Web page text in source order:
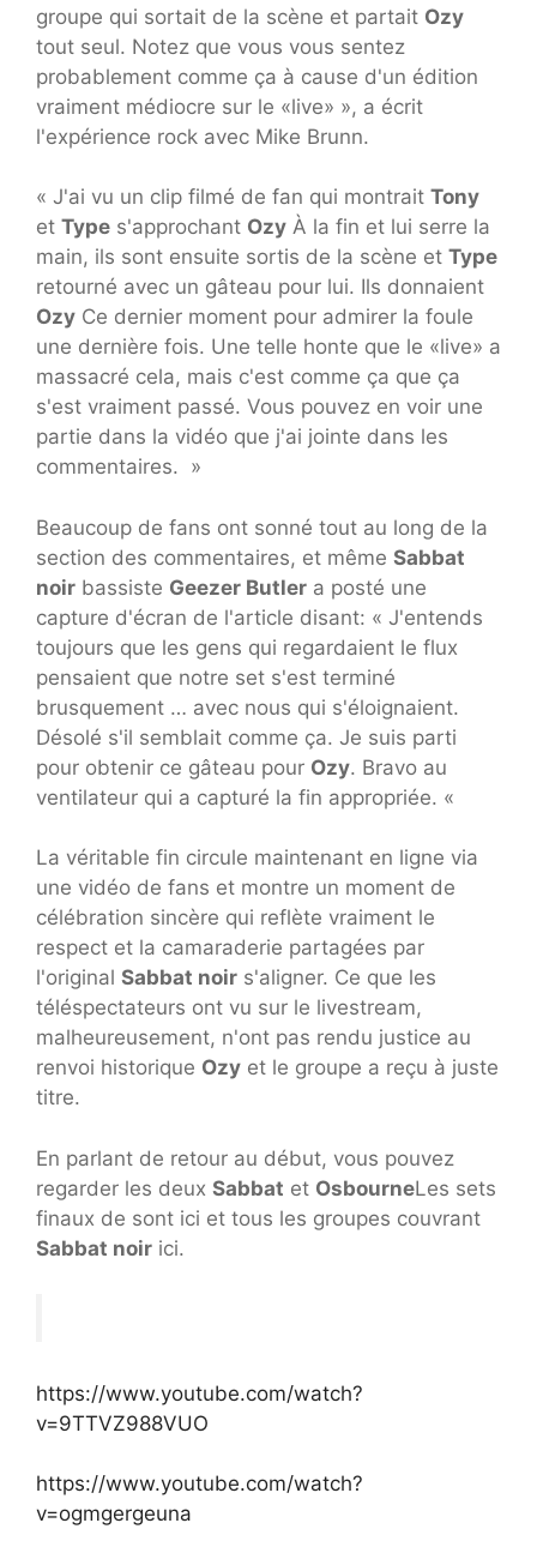
groupe qui sortait de la scène et partait Ozy
tout seul. Notez que vous vous sentez
probablement comme ça à cause d'un édition
vraiment médiocre sur le «live» », a écrit
l'expérience rock avec Mike Brunn.
« J'ai vu un clip filmé de fan qui montrait Tony
et Type s'approchant Ozy À la fin et lui serre la
main, ils sont ensuite sortis de la scène et Type
retourné avec un gâteau pour lui. Ils donnaient
Ozy Ce dernier moment pour admirer la foule
une dernière fois. Une telle honte que le «live» a
massacré cela, mais c'est comme ça que ça
s'est vraiment passé. Vous pouvez en voir une
partie dans la vidéo que j'ai jointe dans les
commentaires. »
Beaucoup de fans ont sonné tout au long de la
section des commentaires, et même Sabbat
noir bassiste Geezer Butler a posté une
capture d'écran de l'article disant: « J'entends
toujours que les gens qui regardaient le flux
pensaient que notre set s'est terminé
brusquement … avec nous qui s'éloignaient.
Désolé s'il semblait comme ça. Je suis parti
pour obtenir ce gâteau pour Ozy. Bravo au
ventilateur qui a capturé la fin appropriée. «
La véritable fin circule maintenant en ligne via
une vidéo de fans et montre un moment de
célébration sincère qui reflète vraiment le
respect et la camaraderie partagées par
l'original Sabbat noir s'aligner. Ce que les
téléspectateurs ont vu sur le livestream,
malheureusement, n'ont pas rendu justice au
renvoi historique Ozy et le groupe a reçu à juste
titre.
En parlant de retour au début, vous pouvez
regarder les deux Sabbat et OsbourneLes sets
finaux de sont ici et tous les groupes couvrant
Sabbat noir ici.
https://www.youtube.com/watch?
v=9TTVZ988VUO
https://www.youtube.com/watch?
v=ogmgergeuna